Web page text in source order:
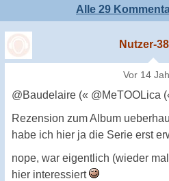
Alle 29
Nutzer-
Vor 14
@Baudelaire (« @MeTOOLica
Rezension zum Album
habe ich hier ja die Serie erst
nope, war eigentlich (wieder
hier interessiert